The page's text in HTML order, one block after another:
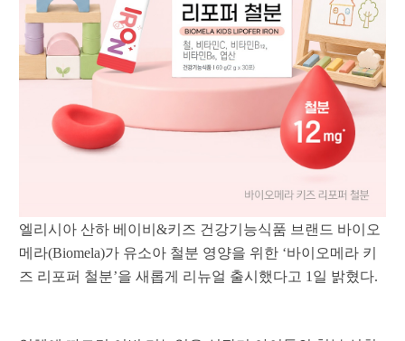
엘리시아 산하 베이비&키즈 건강기능식품 브랜드 바이오
메라(Biomela)가 유소아 철분 영양을 위한 ‘바이오메라 키
즈 리포퍼 철분’을 새롭게 리뉴얼 출시했다고 1일 밝혔다.